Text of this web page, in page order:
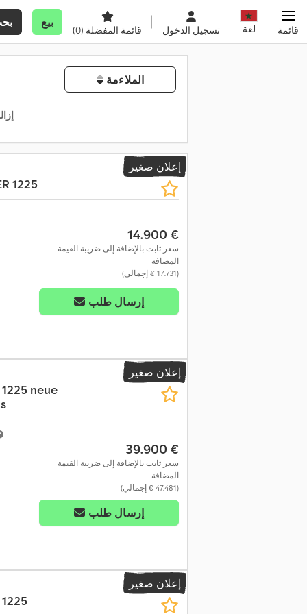
بيع
قائمة المفضلة (0) تسجيل الدخول لغة قائمة
الملاءمة
إعلان صغير
1225
‏14.900 €
سعر ثابت بالإضافة إلى ضريبة القيمة
المضافة
(‏17.731 € إجمالي)
إرسال طلب
إعلان صغير
neue
‏39.900 €
سعر ثابت بالإضافة إلى ضريبة القيمة
المضافة
(‏47.481 € إجمالي)
إرسال طلب
إعلان صغير